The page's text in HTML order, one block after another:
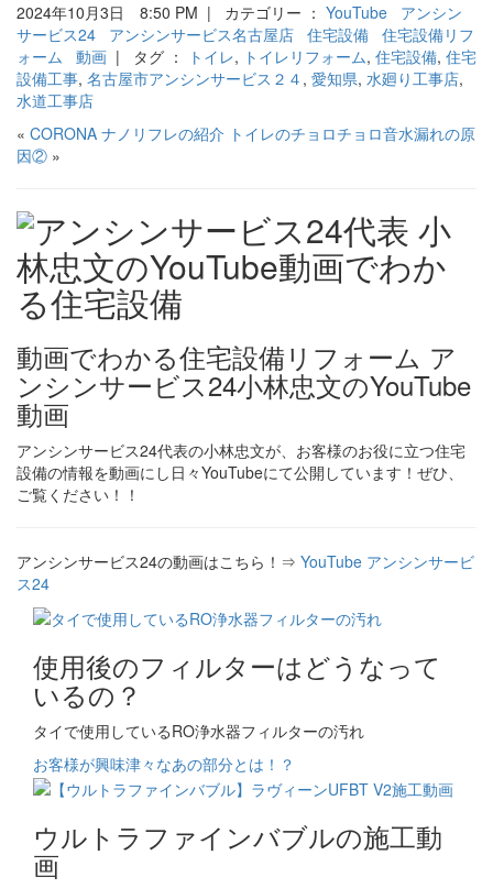
2024年10月3日 8:50 PM | カテゴリー ： YouTube
アンシン
サービス24
アンシンサービス名古屋店 住宅設備 住宅設備リフ
ォーム
動画 | タグ ： トイレ, トイレリフォーム, 住宅設備, 住宅
設備工事, 名古屋市アンシンサービス２４ , 愛知県, 水廻り工事店,
水道工事店
« CORONA ナノリフレの紹介 トイレのチョロチョロ音水漏れの原
因② »
動画でわかる住宅設備リフォーム ア
ンシンサービス24小林忠文のYouTube
動画
アンシンサービス24代表の小林忠文が、お客様のお役に立つ住宅
設備の情報を動画にし日々YouTubeにて公開しています！ぜひ、
ご覧ください！！
アンシンサービス24の動画はこちら！⇒ YouTube アンシンサービ
ス24
使用後のフィルターはどうなって
いるの？
タイで使用しているRO浄水器フィルターの汚れ
お客様が興味津々なあの部分とは！？
ウルトラファインバブルの施工動
画